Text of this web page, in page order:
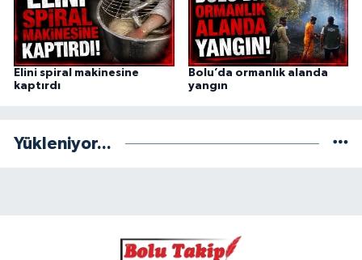
Elini spiral makinesine
kaptırdı
Bolu’da ormanlık alanda
yangın
Yükleniyor...